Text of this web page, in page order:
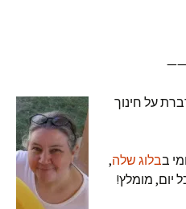
על חינוך
בבלוג שלה,
יום, מומלץ!